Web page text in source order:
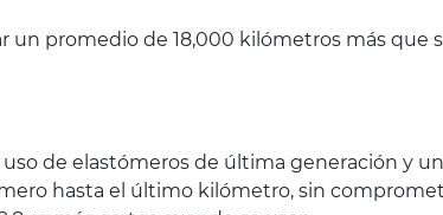
un promedio de 18,000 kilómetros más que
uso de elastómeros de última generación y
hasta el último kilómetro, sin